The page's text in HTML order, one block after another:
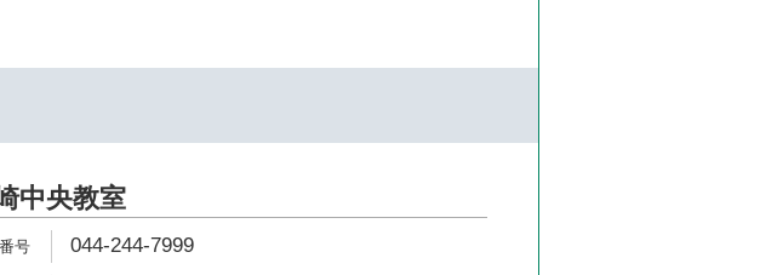
中央教室
044-244-7999